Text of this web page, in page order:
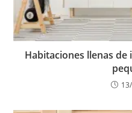
Habitaciones llenas